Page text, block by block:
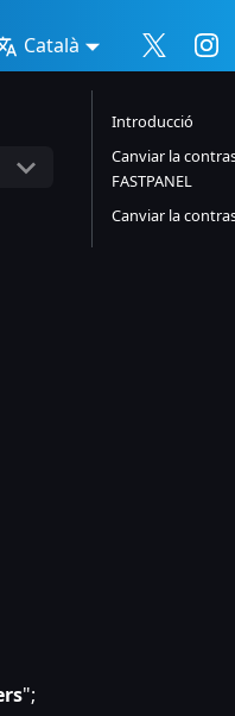
Català
";
Introducció
Canviar la
FASTPANEL
Canviar la